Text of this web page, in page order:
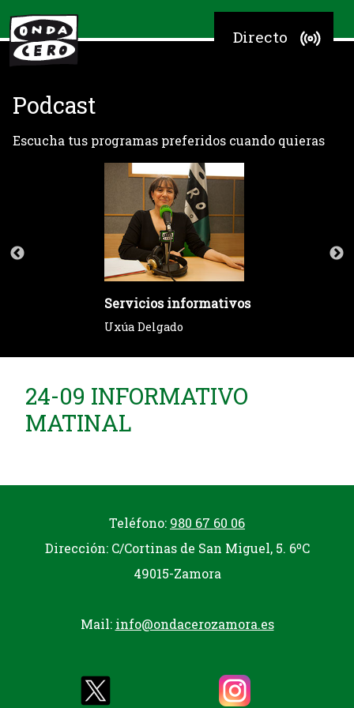
Directo
Podcast
Escucha tus programas preferidos cuando quieras
Servicios informativos
Uxúa Delgado
24-09 INFORMATIVO
MATINAL
Teléfono: 980 67 60 06
Dirección: C/Cortinas de San Miguel, 5. 6ºC
49015-Zamora
Mail: info@ondacerozamora.es